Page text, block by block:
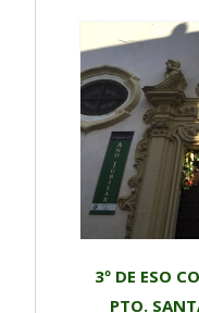
3º DE ESO
PTO.